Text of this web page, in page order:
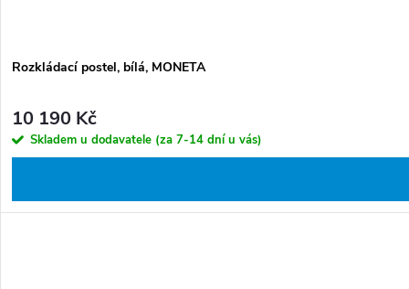
Rozkládací postel, bílá, MONETA
10 190 Kč
Skladem u dodavatele (za 7-14 dní u vás)